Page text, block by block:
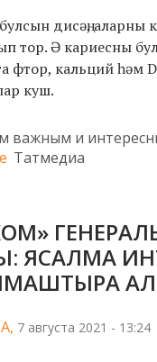
дисәң, аларны
тор. Ә кариесны
фтор, кальций һәм
куш.
важным и
Татмедиа
ЯСАЛМА
7 августа 2021 - 13:24